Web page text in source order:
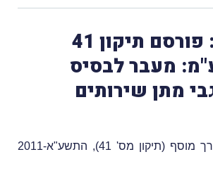
15.6.11: פורסם תיקון 41
מעבר לבסיס
מתן שירותים
פורסם חוק מס ערך מוסף (תיקון מס' 41), התשע"א-2011